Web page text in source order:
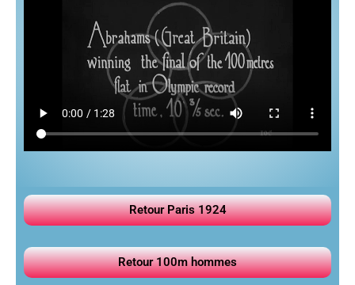
Retour Paris 1924
Retour 100m hommes